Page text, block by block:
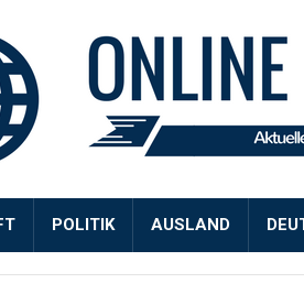
POLITIK AUSLAND